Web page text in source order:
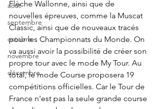
aout
septembre
octobre
novembre
décembre
Flèche Wallonne, ainsi que de
nouvelles épreuves, comme la Muscat
Classic, ainsi que de nouveaux tracés
pour les Championnats du Monde. On
va aussi avoir la possibilité de créer son
propre tour avec le mode My Tour. Au
total, le mode Course proposera 19
compétitions officielles. Car le Tour de
France n'est pas la seule grande course